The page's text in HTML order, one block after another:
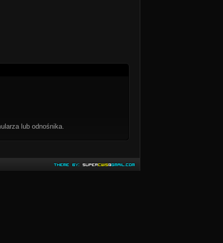
lub odnośnika.